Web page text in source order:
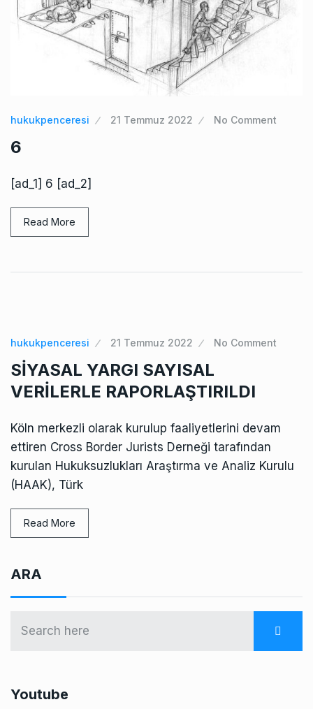
hukukpenceresi 21 Temmuz 2022 No Comment
6
[ad_1] 6 [ad_2]
Read More
hukukpenceresi 21 Temmuz 2022 No Comment
SİYASAL YARGI SAYISAL
VERİLERLE RAPORLAŞTIRILDI
Köln merkezli olarak kurulup faaliyetlerini devam
ettiren Cross Border Jurists Derneği tarafından
kurulan Hukuksuzlukları Araştırma ve Analiz Kurulu
(HAAK), Türk
Read More
ARA
Youtube